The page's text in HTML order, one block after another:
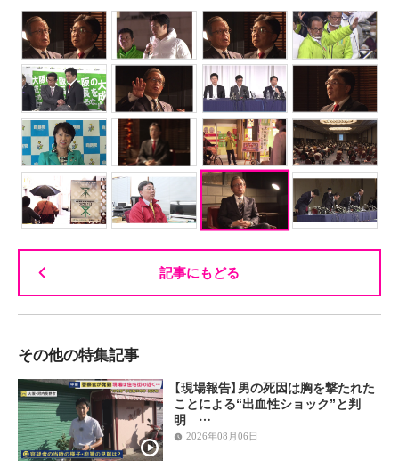
記事にもどる
その他の特集記事
【現場報告】男の死因は胸を撃たれた
ことによる“出血性ショック”と判
明 …
2026年08月06日